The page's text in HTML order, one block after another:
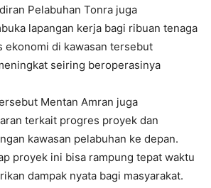
Pelabuhan Tonra juga
lapangan kerja bagi ribuan tenaga
ekonomi di kawasan tersebut
seiring beroperasinya
Mentan Amran juga
terkait progres proyek dan
kawasan pelabuhan ke depan.
proyek ini bisa rampung tepat waktu
dampak nyata bagi masyarakat.